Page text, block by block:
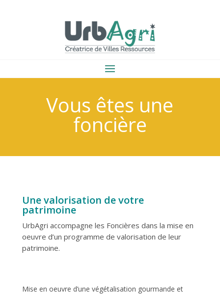
Vous êtes une
foncière
Une valorisation de votre
patrimoine
UrbAgri accompagne les Foncières dans la mise en
oeuvre d’un programme de valorisation de leur
patrimoine.
Mise en oeuvre d’une végétalisation gourmande et